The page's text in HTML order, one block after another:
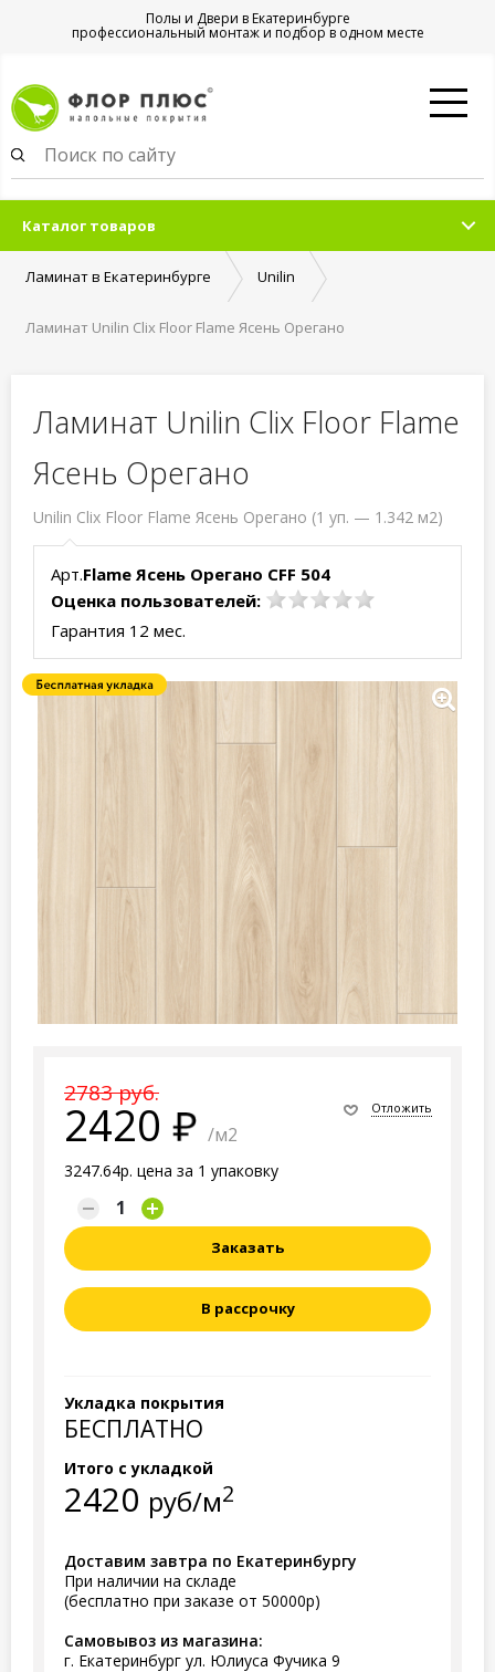
Полы и Двери в Екатеринбурге
профессиональный монтаж и подбор в одном месте
Каталог товаров
Ламинат в Екатеринбурге Unilin
Ламинат Unilin Clix Floor Flame Ясень Орегано
Ламинат Unilin Clix Floor Flame
Ясень Орегано
Unilin Clix Floor Flame Ясень Орегано (1 уп. — 1.342 м2)
Арт.Flame Ясень Орегано CFF 504
Оценка пользователей:
Гарантия 12 мес.
2783 руб.
2420 /м2
3247.64р. цена за 1 упаковку
Отложить
Заказать
В рассрочку
Укладка покрытия
БЕСПЛАТНО
Итого с укладкой
2420 руб/м2
Доставим завтра по Екатеринбургу
При наличии на складе
(бесплатно при заказе от 50000р)
Самовывоз из магазина:
г. Екатеринбург ул. Юлиуса Фучика 9